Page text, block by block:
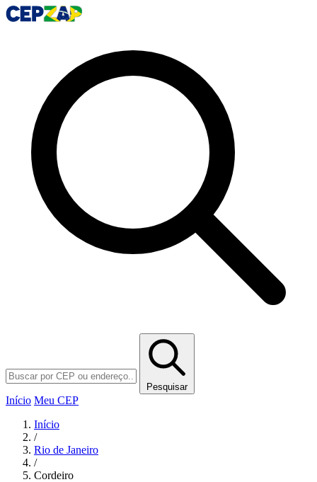
Pesquisar
Início Meu CEP
Início
/
Rio de Janeiro
/
Cordeiro